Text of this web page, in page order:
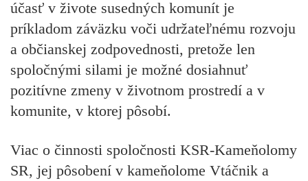
účasť v živote susedných komunít je
príkladom záväzku voči udržateľnému rozvoju
a občianskej zodpovednosti, pretože len
spoločnými silami je možné dosiahnuť
pozitívne zmeny v životnom prostredí a v
komunite, v ktorej pôsobí.
Viac o činnosti spoločnosti KSR-Kameňolomy
SR, jej pôsobení v kameňolome Vtáčnik a